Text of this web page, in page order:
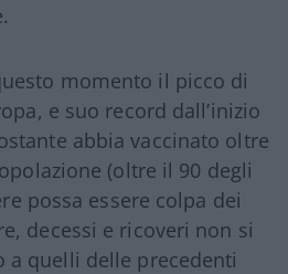
momento il picco di
e suo record dall’inizio
abbia vaccinato oltre
(oltre il 90 degli
possa essere colpa dei
decessi e ricoveri non si
a quelli delle precedenti